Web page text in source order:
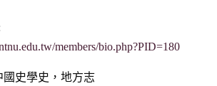
members/bio.php?PID=180
國史學史，地方志